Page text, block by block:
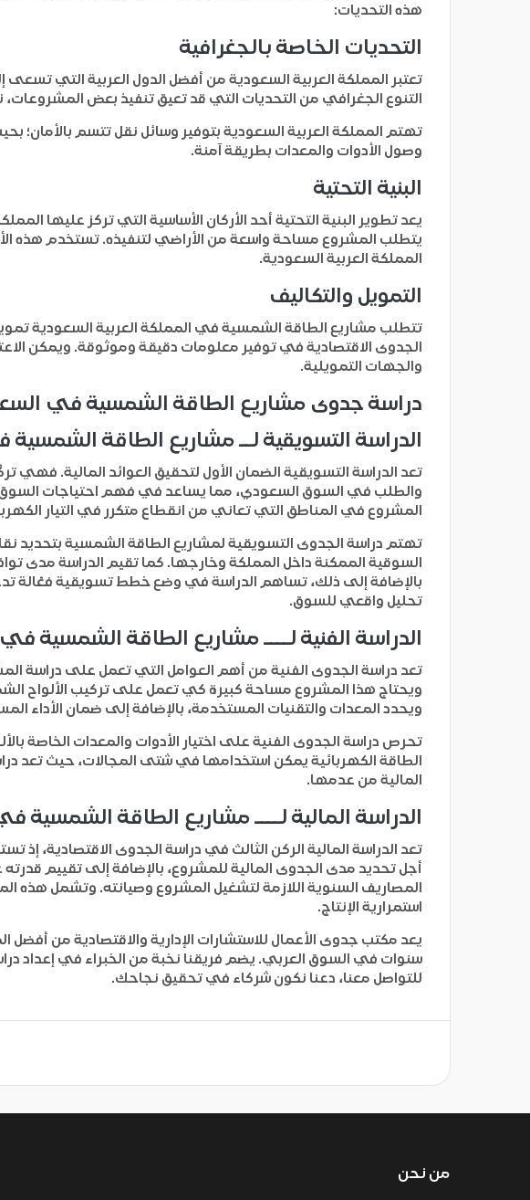
هذه التحديات:
التحديات الخاصة بالجغرافية
تعتبر المملكة العربية السعودية من أفضل الدول العربية التي
التنوع الجغرافي من التحديات التي قد تعيق تنفيذ بعض
تهتم المملكة العربية السعودية بتوفير وسائل نقل تتسم
وصول الأدوات والمعدات بطريقة آمنة.
البنية التحتية
يعد تطوير البنية التحتية أحد الأركان الأساسية التي تركز عليها
يتطلب المشروع مساحة واسعة من الأراضي لتنفيذه. تستخدم هذه
المملكة العربية السعودية.
التمويل والتكاليف
تتطلب مشاريع الطاقة الشمسية في المملكة العربية السعودية
الجدوى الاقتصادية في توفير معلومات دقيقة وموثوقة. ويمكن
والجهات التمويلية.
دراسة جدوى مشاريع الطاقة الشمسية في
الدراسة التسويقية لــ مشاريع الطاقة
تعد الدراسة التسويقية الضمان الأول لتحقيق العوائد المالية.
والطلب في السوق السعودي، مما يساعد في فهم احتياجات السوق
المشروع في المناطق التي تعاني من انقطاع متكرر في التيار
تهتم دراسة الجدوى التسويقية لمشاريع الطاقة الشمسية
السوقية الممكنة داخل المملكة وخارجها. كما تقيم الدراسة مدى
بالإضافة إلى ذلك، تساهم الدراسة في وضع خطط تسويقية فعّالة
تحليل واقعي للسوق.
الدراسة الفنية لــــ مشاريع الطاقة الشمسية
تعد دراسة الجدوى الفنية من أهم العوامل التي تعمل على دراسة
ويحتاج هذا المشروع مساحة كبيرة كي تعمل على تركيب الألواح
ويحدد المعدات والتقنيات المستخدمة، بالإضافة إلى ضمان الأداء
تحرص دراسة الجدوى الفنية على اختيار الأدوات والمعدات الخاصة
الطاقة الكهربائية يمكن استخدامها في شتى المجالات، حيث تعد
المالية من عدمها.
الدراسة المالية لــــ مشاريع الطاقة الشمسية
تعد الدراسة المالية الركن الثالث في دراسة الجدوى الاقتصادية، إذ
أجل تحديد مدى الجدوى المالية للمشروع، بالإضافة إلى تقييم
المصاريف السنوية اللازمة لتشغيل المشروع وصيانته. وتشمل هذه
استمرارية الإنتاج.
يعد مكتب جدوى الأعمال للاستشارات الإدارية والاقتصادية
سنوات في السوق العربي. يضم فريقنا نخبة من الخبراء في إعداد
للتواصل معنا، دعنا نكون شركاء في تحقيق نجاحك.
من نحن